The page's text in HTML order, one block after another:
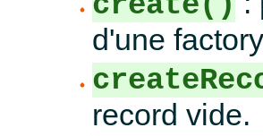
d'une
record vide.